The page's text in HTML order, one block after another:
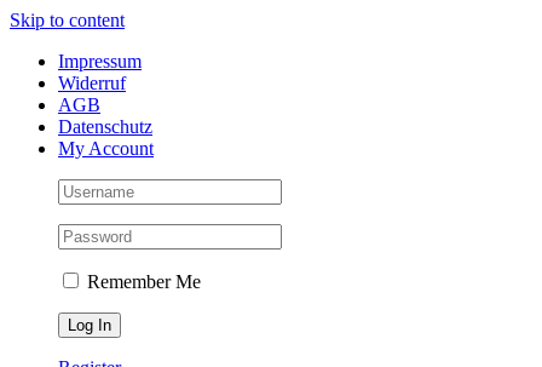
Skip to content
Impressum
Widerruf
AGB
Datenschutz
My Account
Remember Me